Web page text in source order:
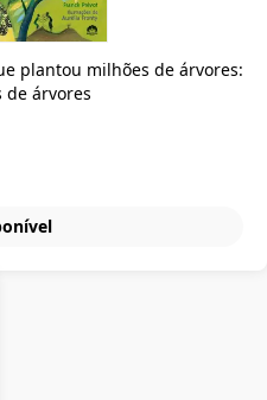
plantou milhões de árvores:
árvores